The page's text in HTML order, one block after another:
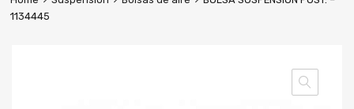
1134445